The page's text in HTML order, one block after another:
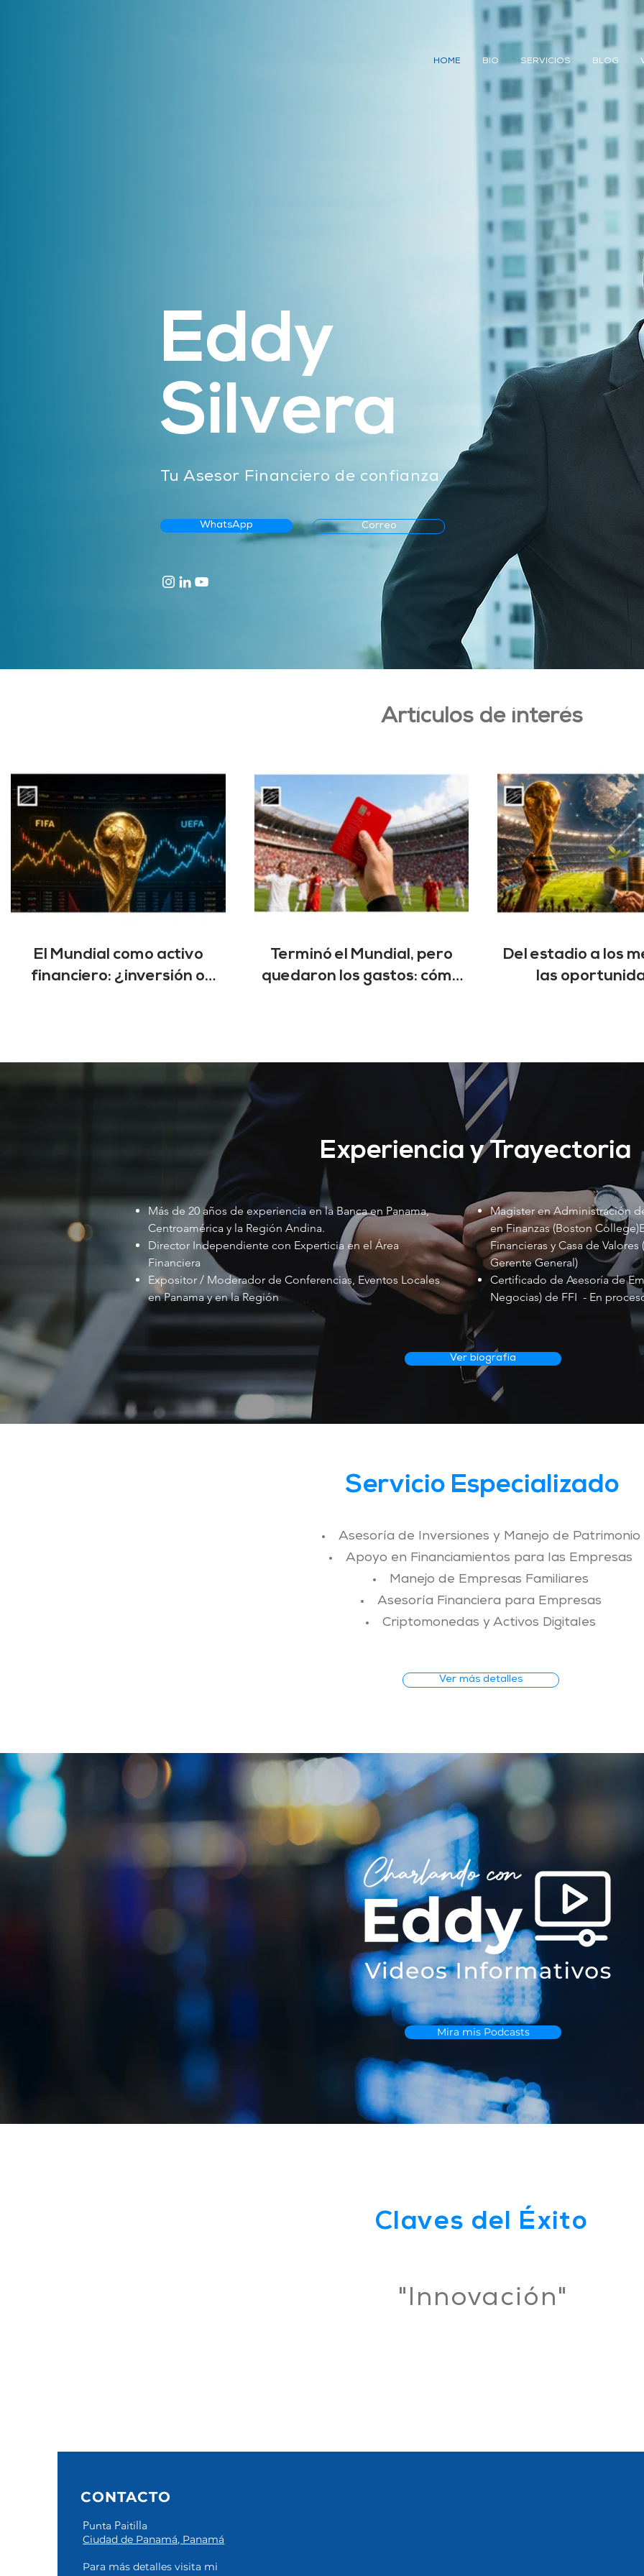
HOME BIO SERVICIOS BLOG
Eddy
Silvera
Tu Asesor Financiero de confianza
WhatsApp Correo
Artículos de interés
El Mundial como activo
financiero: ¿inversión o
Terminó el Mundial, pero
quedaron los gastos: cómo
Del estadio a los
las
Experiencia y Trayectoria
Más de 20 años de experiencia en la Banca en Panama,
Centroamérica y la Región Andina.
Director Independiente con Experticia en el Área
Financiera
Expositor / Moderador de Conferencias, Eventos Locales
en Panama y en la Región
Magister en Administración
en Finanzas (Boston College)
Financieras y Casa de
Gerente General)
Certificado de Asesoría de
Negocias) de FFI - En
Ver biografía
Servicio Especializado
Asesoría de Inversiones y Manejo de Patrimonio
Apoyo en Financiamientos para las Empresas
Manejo de Empresas Familiares
Asesoría Financiera para Empresas
Criptomonedas y Activos Digitales
Ver más detalles
Mira mis Podcasts
Claves del Éxito
"Innovación"
CONTACTO
Punta Paitilla
Ciudad de Panamá, Panamá
Para más detallesvisita mi